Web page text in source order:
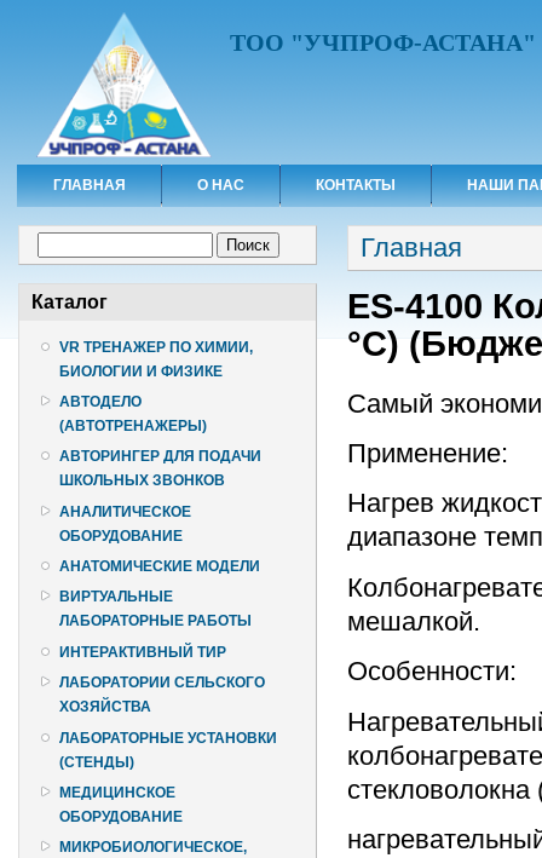
ТОО "УЧПРОФ-АСТАНА"
ГЛАВНАЯ О НАС КОНТАКТЫ НАШИ
Каталог
VR ТРЕНАЖЕР ПО ХИМИИ,
БИОЛОГИИ И ФИЗИКЕ
АВТОДЕЛО
(АВТОТРЕНАЖЕРЫ)
АВТОРИНГЕР ДЛЯ ПОДАЧИ
ШКОЛЬНЫХ ЗВОНКОВ
АНАЛИТИЧЕСКОЕ
ОБОРУДОВАНИЕ
АНАТОМИЧЕСКИЕ МОДЕЛИ
ВИРТУАЛЬНЫЕ
ЛАБОРАТОРНЫЕ РАБОТЫ
ИНТЕРАКТИВНЫЙ ТИР
ЛАБОРАТОРИИ СЕЛЬСКОГО
ХОЗЯЙСТВА
ЛАБОРАТОРНЫЕ УСТАНОВКИ
(СТЕНДЫ)
МЕДИЦИНСКОЕ
ОБОРУДОВАНИЕ
МИКРОБИОЛОГИЧЕСКОЕ,
Вы здесь
Главная
ES-4100
°C)
Самый
Применение:
Нагрев
диапазоне
мешалкой.
Особенности: